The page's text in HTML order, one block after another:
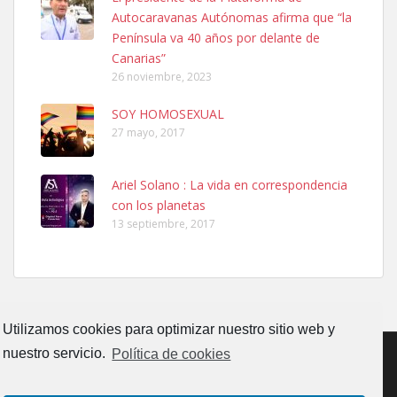
Utilizamos cookies para optimizar nuestro sitio web y
nuestro servicio. Política de cookies
PERRO MACHO RAZA SHIBA CON MICROCHIP PERDIDO HOY
06/07/2025 ZONA MESA Y LOPEZ. ES MUY ASUSTADIZO
Leales.org » Gran Canaria
6.7.2025
Ninfa perdida
El día 5 se los perdió una ninfa papillera, asustada tiene miedo a la
calle, se perdió por la zon...
Adopcion
Autocaravanas Autónomas afirma que “la
Península va 40 años por delante de
Canarias”
26 noviembre, 2023
SOY HOMOSEXUAL
27 mayo, 2017
Ariel Solano : La vida en correspondencia
con los planetas
13 septiembre, 2017